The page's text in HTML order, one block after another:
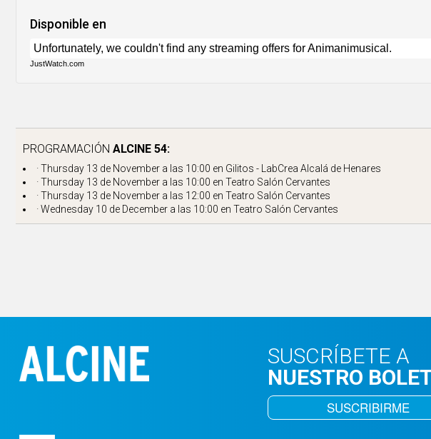
Disponible en
JustWatch.com
PROGRAMACIÓN ALCINE 54:
· Thursday 13 de November a las 10:00 en Gilitos - LabCrea Alcalá de Henares
· Thursday 13 de November a las 10:00 en Teatro Salón Cervantes
· Thursday 13 de November a las 12:00 en Teatro Salón Cervantes
· Wednesday 10 de December a las 10:00 en Teatro Salón Cervantes
SUSCRÍBETE A
NUESTRO
SUSCRIBIRME